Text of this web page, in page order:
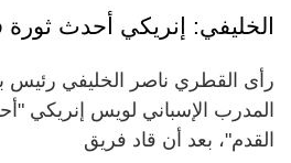
الخليفي: إنريكي أحدث
رأى القطري ناصر الخليفي
المدرب الإسباني لويس إنريكي
القدم"، بعد أن قاد فريق